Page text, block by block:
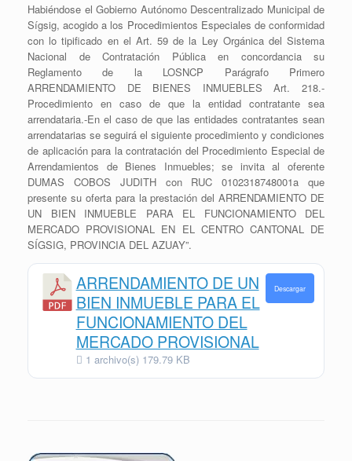
Habiéndose el Gobierno Autónomo Descentralizado Municipal de
Sígsig, acogido a los Procedimientos Especiales de conformidad
con lo tipificado en el Art. 59 de la Ley Orgánica del Sistema
Nacional de Contratación Pública en concordancia su
Reglamento de la LOSNCP Parágrafo Primero
ARRENDAMIENTO DE BIENES INMUEBLES Art. 218.-
Procedimiento en caso de que la entidad contratante sea
arrendataria.-En el caso de que las entidades contratantes sean
arrendatarias se seguirá el siguiente procedimiento y condiciones
de aplicación para la contratación del Procedimiento Especial de
Arrendamientos de Bienes Inmuebles; se invita al oferente
DUMAS COBOS JUDITH con RUC 0102318748001a que
presente su oferta para la prestación del ARRENDAMIENTO DE
UN BIEN INMUEBLE PARA EL FUNCIONAMIENTO DEL
MERCADO PROVISIONAL EN EL CENTRO CANTONAL DE
SÍGSIG, PROVINCIA DEL AZUAY”.
ARRENDAMIENTO DE UN
BIEN INMUEBLE PARA EL
FUNCIONAMIENTO DEL
MERCADO PROVISIONAL
1 archivo(s) 179.79 KB
Descargar